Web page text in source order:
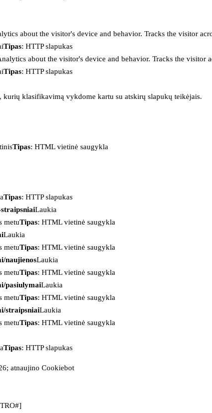
about the visitor's device and behavior. Tracks the visitor
Tipas: HTTP slapukas
about the visitor's device and behavior. Tracks the visitor
Tipas: HTTP slapukas
klasifikavimą vykdome kartu su atskirų slapukų teikėjais.
Tipas: HTML vietinė saugykla
Tipas: HTTP slapukas
straipsniaiLaukia
metuTipas: HTML vietinė saugykla
Laukia
metuTipas: HTML vietinė saugykla
naujienosLaukia
metuTipas: HTML vietinė saugykla
pasiulymaiLaukia
metuTipas: HTML vietinė saugykla
straipsniaiLaukia
metuTipas: HTML vietinė saugykla
Tipas: HTTP slapukas
atnaujino Cookiebot